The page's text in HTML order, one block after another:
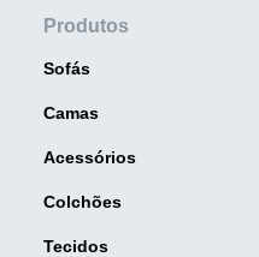
Produtos
Sofás
Camas
Acessórios
Colchões
Tecidos